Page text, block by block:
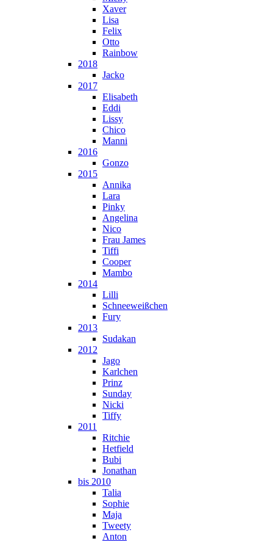
Xaver
Lisa
Felix
Otto
Rainbow
2018
Jacko
2017
Elisabeth
Eddi
Lissy
Chico
Manni
2016
Gonzo
2015
Annika
Lara
Pinky
Angelina
Nico
Frau James
Tiffi
Cooper
Mambo
2014
Lilli
Schneeweißchen
Fury
2013
Sudakan
2012
Jago
Karlchen
Prinz
Sunday
Nicki
Tiffy
2011
Ritchie
Hetfield
Bubi
Jonathan
bis 2010
Talia
Sophie
Maja
Tweety
Anton